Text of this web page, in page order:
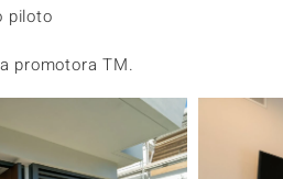
piloto
promotora TM.